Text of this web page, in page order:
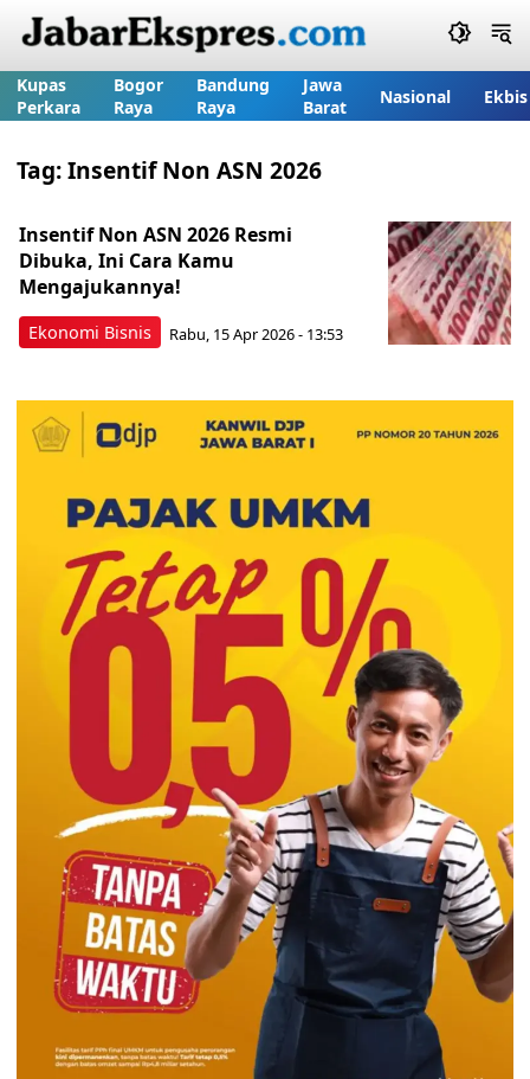
Kupas
Perkara
Bogor
Raya
Bandung
Raya
Jawa
Barat
Nasional Ekbis
Tag:Insentif Non ASN 2026
Ekonomi Bisnis
Insentif Non ASN 2026 Resmi
Dibuka, Ini Cara Kamu
Mengajukannya!
Rabu, 15 Apr 2026 - 13:53